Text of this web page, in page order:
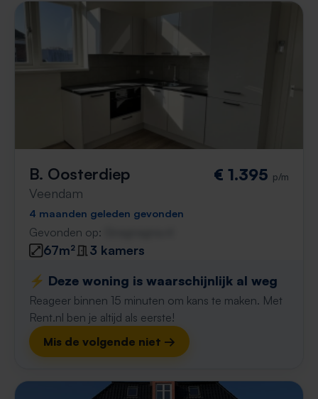
B. Oosterdiep
Veendam
€ 1.395 p/m
4 maanden geleden gevonden
Gevonden op:
67m²
3 kamers
⚡️ Deze woning is waarschijnlijk al weg
Reageer binnen 15 minuten om kans te maken. Met
Rent.nl ben je altijd als eerste!
Mis de volgende niet →